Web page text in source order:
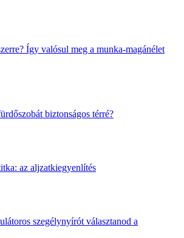
Így valósul meg a munka-magánélet
biztonságos térré?
az aljzatkiegyenlítés
szegélynyírót választanod a